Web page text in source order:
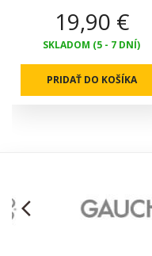
19,90 €
SKLADOM (5 - 7 DNÍ)
PRIDAŤ DO KOŠÍKA
arrow_back_ios